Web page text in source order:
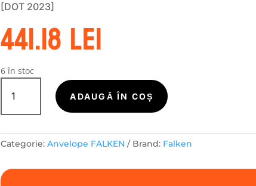
[DOT 2023]
441.18lei
6 în stoc
Cantitate
Falken
LINAM
225/65R16
112/110T
ADAUGĂ ÎN COȘ
Categorie: Anvelope FALKEN Brand: Falken